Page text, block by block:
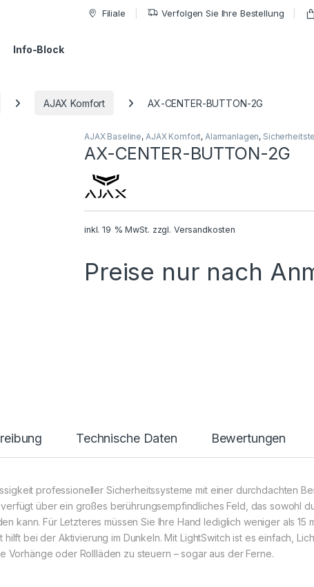
Filiale Verfolgen Sie Ihre Bestellung
Info-Block
AJAX Komfort AX-CENTER-BUTTON-2G
AJAX Baseline, AJAX Komfort, Alarmanlagen,
AX-CENTER-BUTTON-2G
inkl. 19 % MwSt. zzgl. Versandkosten
Preise nur nach
Technische Daten Bewertungen
professioneller Sicherheitssysteme mit einer durchdachten
über ein großes berührungsempfindliches Feld, das sowohl
kann. Für Letzteres müssen Sie Ihre Hand lediglich weniger als 15
hilft bei der Aktivierung im Dunkeln. Mit LightSwitch ist es einfach,
Vorhänge oder Rollläden zu steuern – sogar aus der Ferne.